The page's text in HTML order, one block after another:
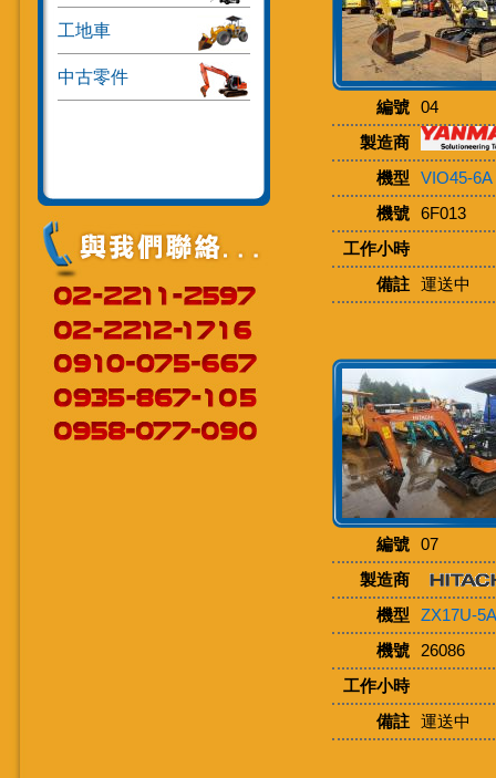
工地車
中古零件
編號
04
製造商
機型
VIO45-6A
機號
6F013
工作小時
備註
運送中
編號
07
製造商
機型
ZX17U-5A
機號
26086
工作小時
備註
運送中